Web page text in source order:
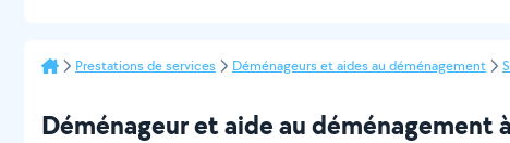
Prestations de services Déménageurs et aides au déménagement
Déménageur et aide au déménagement